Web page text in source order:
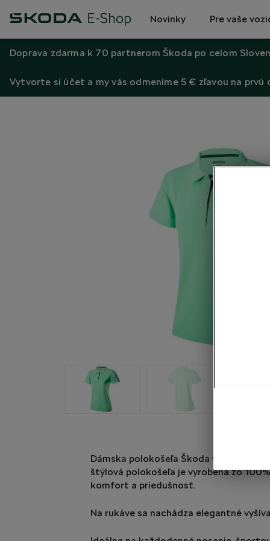
Novinky Pre vaše
Doprava zdarma k 70 partnerom Škoda po celom
Vytvorte si účet a my vás odmeníme 5 € zľavou na
Dámska polokošeľa Škoda vo farbe
štýlová polokošeľa je vyrobená zo
komfort a priedušnosť.
Na rukáve sa nachádza elegantné